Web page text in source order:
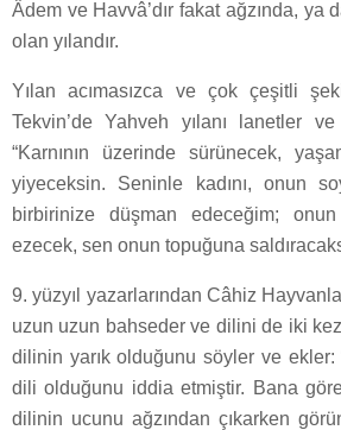
Âdem ve Havvâ’dır fakat ağzında,
olan yılandır.
Yılan acımasızca ve çok çeşitli
Tekvin’de Yahveh yılanı lanetler
“Karnının üzerinde sürünecek,
yiyeceksin. Seninle kadını, onun
birbirinize düşman edeceğim;
ezecek, sen onun topuğuna
9. yüzyıl yazarlarından Câhiz
uzun uzun bahseder ve dilini de iki kez
dilinin yarık olduğunu söyler ve ekler:
dili olduğunu iddia etmiştir. Bana göre
dilinin ucunu ağzından çıkarken